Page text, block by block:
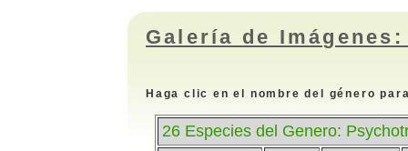
Galería de
Haga clic en el nombre del género
26 Especies del Genero: